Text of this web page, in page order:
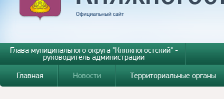
Глава муниципального округа "Княжпогостский" -
руководитель администрации
Главная
Новости Территориальные органы